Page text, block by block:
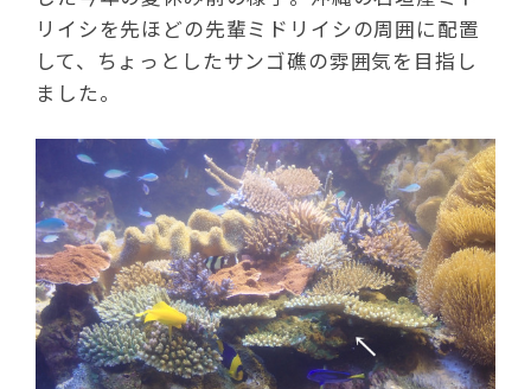
リイシを先ほどの先輩ミドリイシの周囲に配置
して、ちょっとしたサンゴ礁の雰囲気を目指し
ました。